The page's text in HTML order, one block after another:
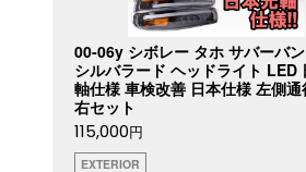
00-06y シボレー タホ サバーバ
シルバラード ヘッドライト LED
軸仕様 車検改善 日本仕様 左側
右セット
115,000円
EXTERIOR